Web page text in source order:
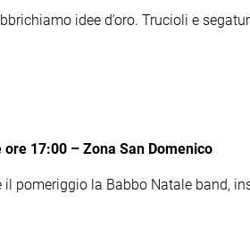
idee d’oro. Trucioli e
17:00 – Zona San Domenico
pomeriggio la Babbo Natale band,